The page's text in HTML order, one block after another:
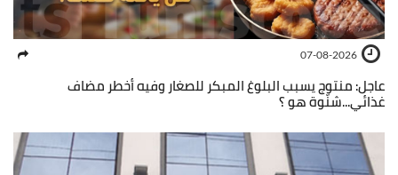
07-08-2026
عاجل: منتوج يسبب البلوغ المبكر للصغار وفيه أخطر مضاف
غذائي...شنّوة هو ؟